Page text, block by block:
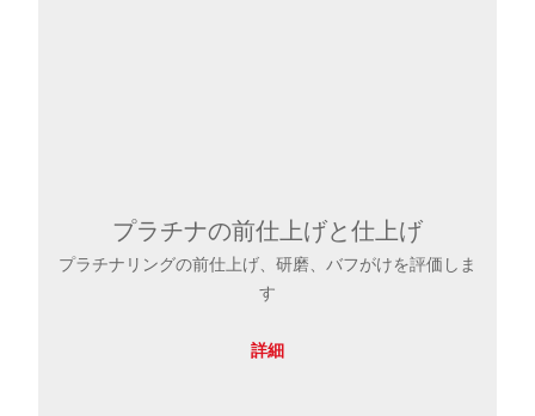
プラチナの前仕上げと仕上げ
プラチナリングの前仕上げ、研磨、バフがけを評価しま
す
詳細